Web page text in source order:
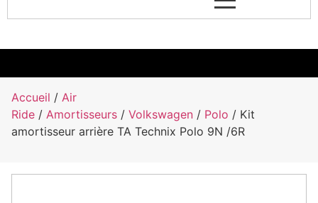
Accueil / Air
Ride / Amortisseurs / Volkswagen / Polo / Kit
amortisseur arrière TA Technix Polo 9N /6R